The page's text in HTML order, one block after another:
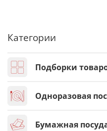
Категории
Подборки
Одноразовая
Бумажная